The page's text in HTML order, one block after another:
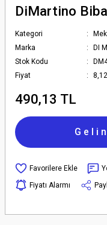
DiMartino
Kategori
Marka
DI
Stok Kodu
Fiyat
490,13 TL
Fiyatı Alarmı